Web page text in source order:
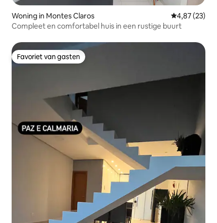
Woning in Montes Claros Gemiddelde
4,87 (23)
Compleet en comfortabel huis in een rustige buurt
Favoriet van gasten
Favoriet van gasten